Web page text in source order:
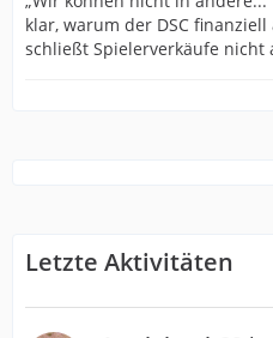
klar, warum der DSC
schließt Spielerverkäufe nicht
Letzte Aktivitäten